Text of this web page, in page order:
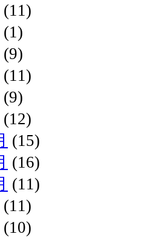
(11)
(1)
(9)
(11)
(9)
(12)
(15)
(16)
(11)
(11)
(10)